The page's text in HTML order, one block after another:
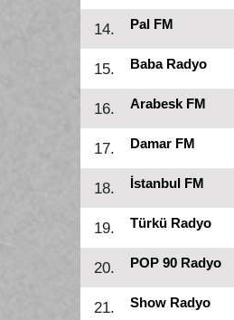
14. Pal FM
15. Baba Radyo
16. Arabesk FM
17. Damar FM
18. İstanbul FM
19. Türkü Radyo
20. POP 90 Radyo
21. Show Radyo